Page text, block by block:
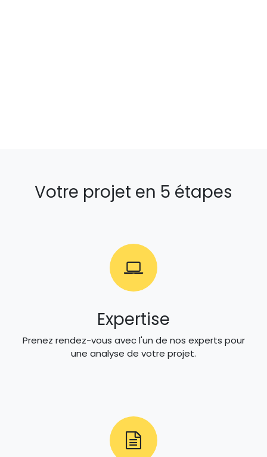
Votre projet en 5 étapes
Expertise
Prenez rendez-vous avec l'un de nos experts pour
une analyse de votre projet.